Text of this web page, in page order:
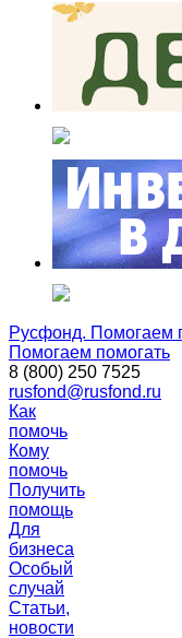
Русфонд. Помогаем
Помогаем помогать
8 (800) 250 7525
rusfond@rusfond.ru
Как
помочь
Кому
помочь
Получить
помощь
Для
бизнеса
Особый
случай
Статьи,
новости